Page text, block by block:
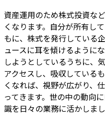
資産運用のため株式投資な
くなります。自分が所有し
もに、株式を発行している
ュースに耳を傾けるように
しようとしているうちに、
アクセスし、吸収している
くなれば、視野が広がり、
ってきます。世の中の動向
識を日々の業務に活かしまし